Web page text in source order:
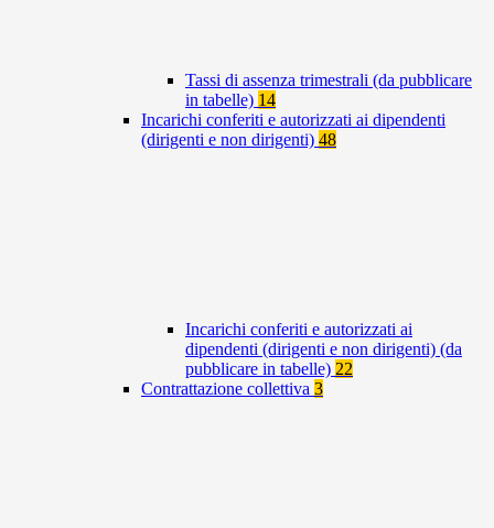
Tassi di assenza trimestrali (da pubblicare
in tabelle) 14
Incarichi conferiti e autorizzati ai dipendenti
(dirigenti e non dirigenti) 48
Incarichi conferiti e autorizzati ai
dipendenti (dirigenti e non dirigenti) (da
pubblicare in tabelle) 22
Contrattazione collettiva 3